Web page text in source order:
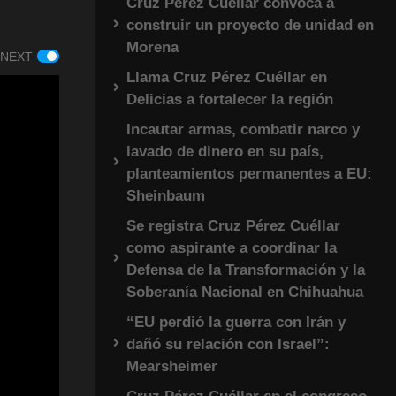
construir un proyecto de unidad en
Morena
Llama Cruz Pérez Cuéllar en
Delicias a fortalecer la región
Incautar armas, combatir narco y
lavado de dinero en su país,
planteamientos permanentes a EU:
Sheinbaum
Se registra Cruz Pérez Cuéllar
como aspirante a coordinar la
Defensa de la Transformación y la
Soberanía Nacional en Chihuahua
“EU perdió la guerra con Irán y
dañó su relación con Israel”:
Mearsheimer